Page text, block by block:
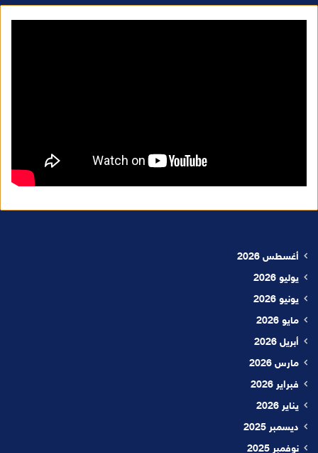
أغسطس 2026
يوليو 2026
يونيو 2026
مايو 2026
أبريل 2026
مارس 2026
فبراير 2026
يناير 2026
ديسمبر 2025
نوفمبر 2025